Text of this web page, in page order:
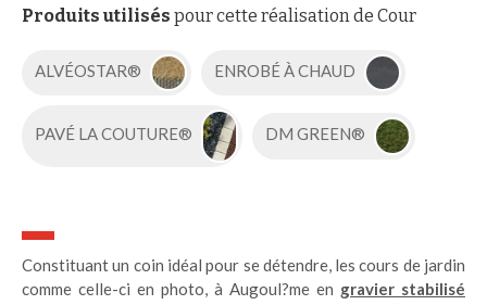
Produits utilisés pour cette réalisation de Cour
ALVÉOSTAR® ENROBÉ À CHAUD
PAVÉ LA COUTURE® DM GREEN®
Constituant un coin idéal pour se détendre, les cours de jardin
comme celle-ci en photo, à Augoul?me en gravier stabilisé